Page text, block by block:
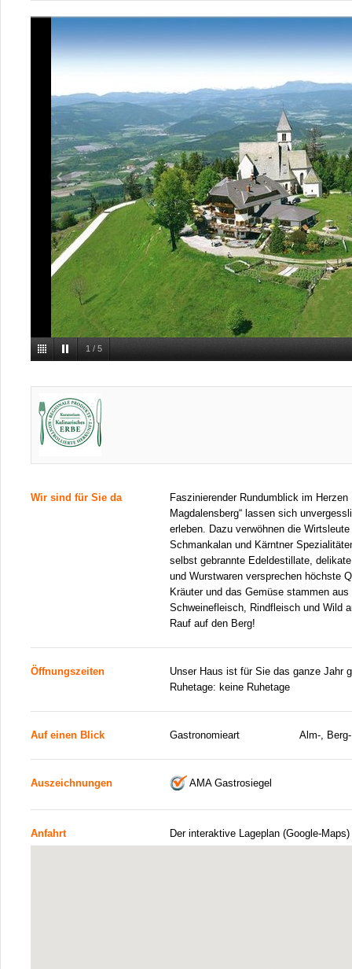
1 / 5
Wir sind für Sie da
Faszinierender Rundumblick im
Magdalensberg“ lassen sich
erleben. Dazu verwöhnen die
Schmankalan und Kärntner
selbst gebrannte Edeldestillate,
und Wurstwaren versprechen höchste
Kräuter und das Gemüse stammen
Schweinefleisch, Rindfleisch und Wild
Rauf auf den Berg!
Öffnungszeiten
Unser Haus ist für Sie das ganze Jahr
Ruhetage: keine Ruhetage
Auf einen Blick Gastronomieart Alm-,
Auszeichnungen AMA Gastrosiegel
Anfahrt Der interaktive Lageplan (Google-